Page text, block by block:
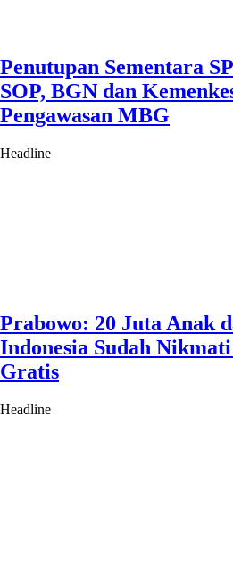
Penutupan Sementara
SOP, BGN dan
Pengawasan MBG
Headline
Prabowo: 20 Juta Anak
Indonesia Sudah
Gratis
Headline